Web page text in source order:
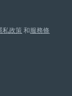
私政策 和服務條